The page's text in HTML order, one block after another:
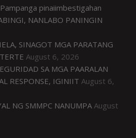
pinaiimbestigahan
NANLABO PANINGIN
SINAGOT MGA PARATANG
August 6, 2026
SA MGA PAARALAN
RESPONSE, IGINIIT August 6,
NG SMMPC NANUMPA August